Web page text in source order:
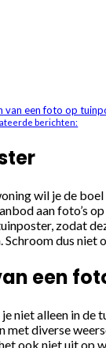
van een foto op
berichten:
wil je de
aan foto’s
zodat
dus niet
een
je niet alleen in de
diverse
ook niet uit op